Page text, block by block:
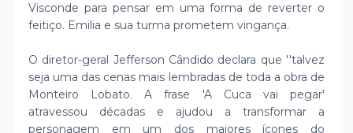
Visconde para pensar em uma forma de reverter o
feitiço. Emilia e sua turma prometem vingança.
O diretor-geral Jefferson Cândido declara que ''talvez
seja uma das cenas mais lembradas de toda a obra de
Monteiro Lobato. A frase 'A Cuca vai pegar'
atravessou décadas e ajudou a transformar a
personagem em um dos maiores ícones do